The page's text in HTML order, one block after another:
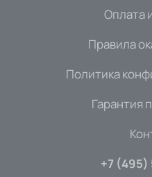
Оплата
Правила
Политика
Гарантия
+7